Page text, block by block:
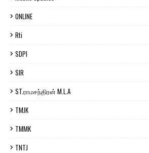
ONLINE
Rti
SDPI
SIR
ST.ராமசந்திரன் M.L.A
TMJK
TMMK
TNTJ